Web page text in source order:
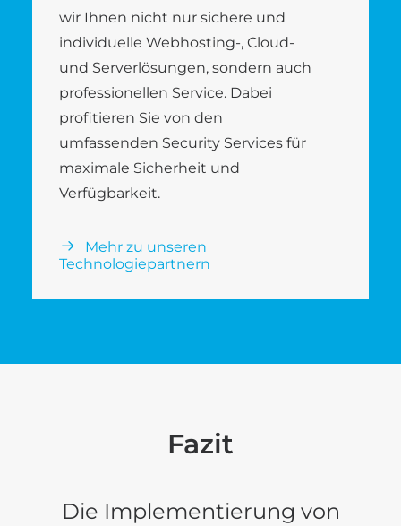
wir Ihnen nicht nur sichere und
individuelle Webhosting-, Cloud-
und Serverlösungen, sondern auch
professionellen Service. Dabei
profitieren Sie von den
umfassenden Security Services für
maximale Sicherheit und
Verfügbarkeit.
Mehr zu unseren
Technologiepartnern
Fazit
Die Implementierung von